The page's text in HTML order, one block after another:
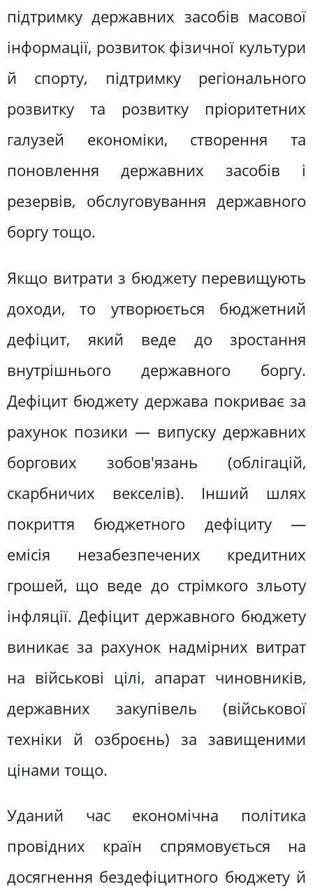
підтримку державних засобів масової
інформації, розвиток фізичної культури
й спорту, підтримку регіонального
розвитку та розвитку пріоритетних
галузей економіки, створення та
поновлення державних засобів і
резервів, обслуговування державного
боргу тощо.
Якщо витрати з бюджету перевищують
доходи, то утворюється бюджетний
дефіцит, який веде до зростання
внутрішнього державного боргу.
Дефіцит бюджету держава покриває за
рахунок позики — випуску державних
боргових зобов'язань (облігацій,
скарбничих векселів). Інший шлях
покриття бюджетного дефіциту —
емісія незабезпечених кредитних
грошей, що веде до стрімкого зльоту
інфляції. Дефіцит державного бюджету
виникає за рахунок надмірних витрат
на військові цілі, апарат чиновників,
державних закупівель (військової
техніки й озброєнь) за завищеними
цінами тощо.
Уданий час економічна політика
провідних країн спрямовується на
досягнення бездефіцитного бюджету й